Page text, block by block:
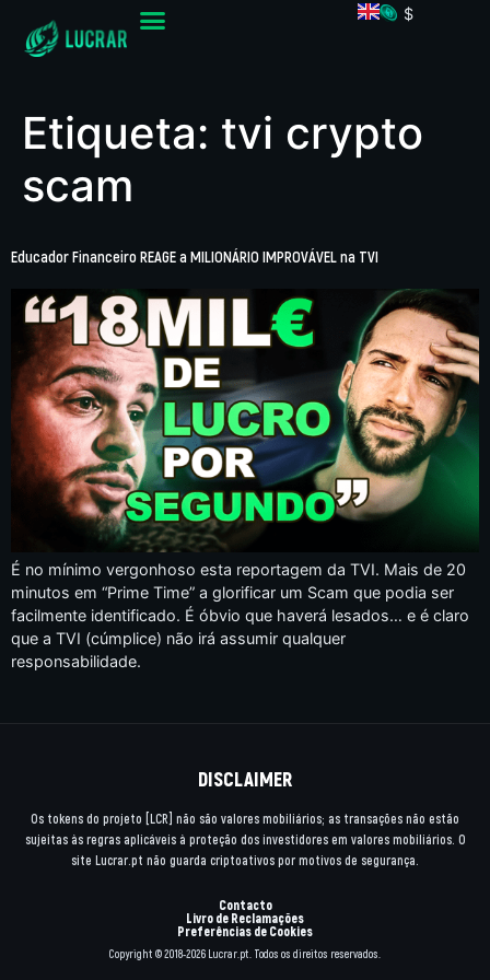
$
Etiqueta: tvi crypto
scam
Educador Financeiro REAGE a MILIONÁRIO IMPROVÁVEL na TVI
É no mínimo vergonhoso esta reportagem da TVI. Mais de 20
minutos em “Prime Time” a glorificar um Scam que podia ser
facilmente identificado. É óbvio que haverá lesados… e é claro
que a TVI (cúmplice) não irá assumir qualquer
responsabilidade.
DISCLAIMER
Os tokens do projeto [LCR] não são valores mobiliários; as transações não estão
sujeitas às regras aplicáveis à proteção dos investidores em valores mobiliários. O
site Lucrar.pt não guarda criptoativos por motivos de segurança.
Contacto
Livro de Reclamações
Preferências de Cookies
Copyright © 2018-2026 Lucrar.pt. Todos os direitos reservados.